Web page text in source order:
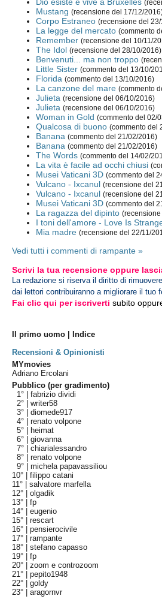
Dio esiste e vive a Bruxelles
Mustang (recensione del 17/12/
Corpo Estraneo (recensione del
La legge del mercato (commento
Remember (recensione del 10/11/
The Idol (recensione del 28/10/2016)
Benvenuti... ma non troppo
Little Sister (commento del 13/10/
Florida (commento del 13/10/2016)
La canzone del mare (commento
Julieta (recensione del 06/10/2016)
Julieta (recensione del 06/10/2016)
Woman in Gold (commento del 02/
Qualcosa di buono (commento del
Banana (commento del 21/02/2016)
Banana (commento del 21/02/2016)
The Words (commento del 14/02/
La vita è facile ad occhi chiusi
Musei Vaticani 3D (commento del
Vulcano - Ixcanul (recensione del
Vulcano - Ixcanul (recensione del
Musei Vaticani 3D (commento del
La ragazza del dipinto
I toni dell'amore - Love Is
Mia madre (recensione del 22/11/
Vedi tutti i commenti di rampante »
Scrivi la tua recensione oppure
La redazione si riserva il diritto di
dai lettori contribuiranno a migliorare il tuo
Fai clic qui per iscriverti subito
Il primo uomo | Indice
Recensioni & Opinionisti
MYmovies
Adriano Ercolani
Pubblico (per gradimento)
1° |fabrizio dividi
2° |writer58
3° |diomede917
4° |renato volpone
5° |
heimat
6° |giovanna
7° |chiarialessandro
8° |renato volpone
9° |michela papavassiliou
10° |filippo catani
11° |salvatore marfella
12° |olgadik
13° |fp
14° |eugenio
15° |rescart
16° |pensierocivile
17° |rampante
18° |stefano capasso
19° |fp
20° |zoom e controzoom
21° |pepito1948
22° |goldy
23° |aragornvr